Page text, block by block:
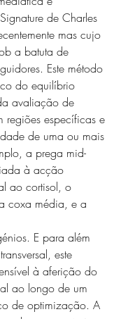
de Charles
mas cujo
a batuta de
Este método
do equilíbrio
avaliação de
regiões específicas e
de uma ou mais
a prega mid-
à acção
ao cortisol, o
coxa média, e a
E para além
este
à aferição do
ao longo de um
de optimização. A